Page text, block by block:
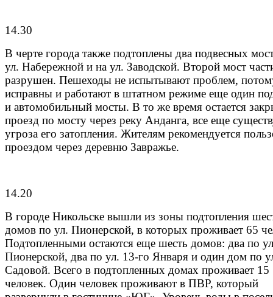
14.30
В черте города также подтоплены два подвесных
ул. Набережной и на ул. Заводской. Второй мост
разрушен. Пешеходы не испытывают проблем,
исправны и работают в штатном режиме еще один
и автомобильный мосты. В то же время остается
проезд по мосту через реку Анданга, все еще
угроза его затопления. Жителям рекомендуется
проездом через деревню Завражье.
14.20
В городе Никольске вышли из зоны подтопления
домов по ул. Пионерской, в которых проживает 65
Подтопленными остаются еще шесть домов: два по
Пионерской, два по ул. 13-го Января и один дом по
Садовой. Всего в подтопленных домах проживает 15
человек. Один человек проживают в ПВР, который